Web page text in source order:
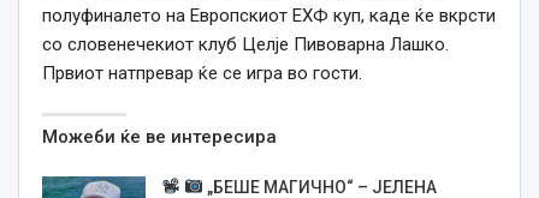
полуфиналето на Европскиот ЕХФ куп, каде ќе вкрсти
со словенечекиот клуб Целје Пивоварна Лашко.
Првиот натпревар ќе се игра во гости.
Можеби ќе ве интересира
„БЕШЕ МАГИЧНО“ – ЈЕЛЕНА